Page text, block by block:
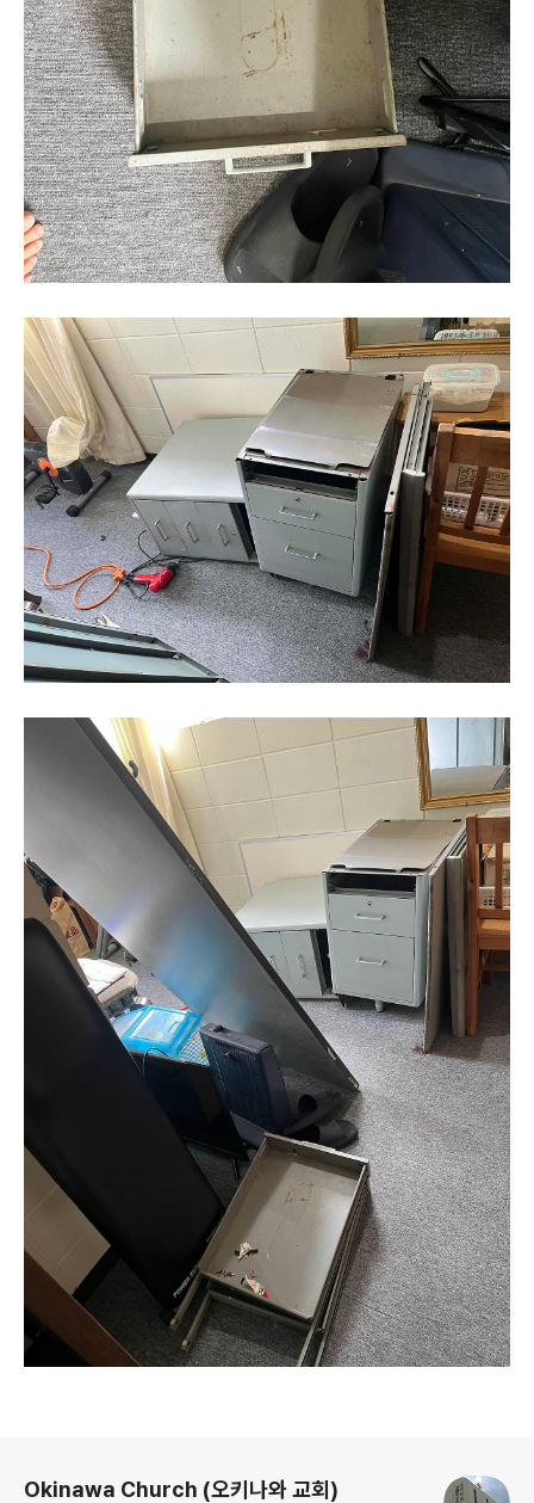
Okinawa Church (오키나와 교회)